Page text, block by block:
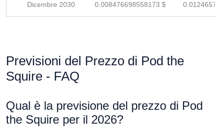
Dicembre 2030 0.008476698558173 $
Previsioni del Prezzo di Pod the
Squire - FAQ
Qual è la previsione del prezzo di Pod
the Squire per il 2026?